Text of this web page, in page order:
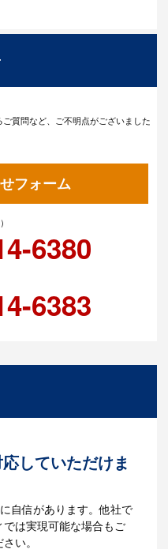
質問など、ご不明点がございました
フォーム
6380
6383
していただけま
自信があります。他社で
は実現可能な場合もご
い。